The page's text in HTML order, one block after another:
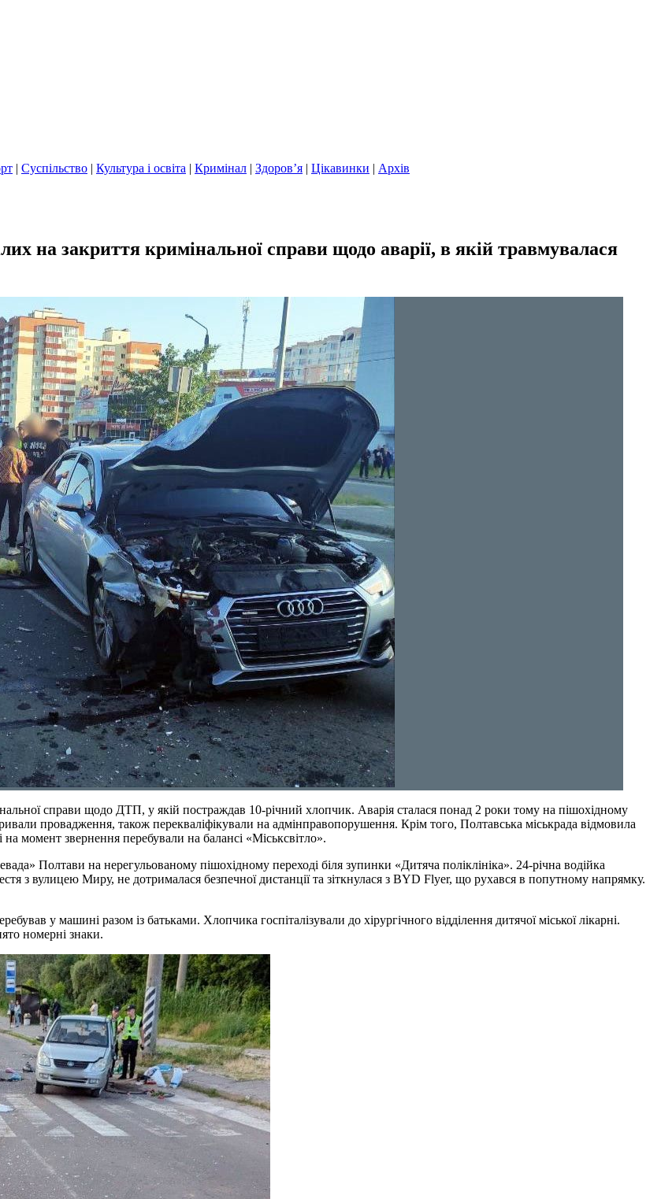
| Суспільство | Культура і освіта | Кримінал | Здоров’я | Цікавинки | Архів
на закриття кримінальної справи щодо аварії, в якій травмувалася
справи щодо ДТП, у якій постраждав 10-річний хлопчик. Аварія сталася понад 2 роки тому на пішохідному
провадження, також перекваліфікували на адмінправопорушення. Крім того, Полтавська міськрада відмовила
момент звернення перебували на балансі «Міськсвітло».
Полтави на нерегульованому пішохідному переході біля зупинки «Дитяча поліклініка». 24-річна водійка
з вулицею Миру, не дотрималася безпечної дистанції та зіткнулася з BYD Flyer, що рухався в попутному напрямку.
у машині разом із батьками. Хлопчика госпіталізували до хірургічного відділення дитячої міської лікарні.
номерні знаки.